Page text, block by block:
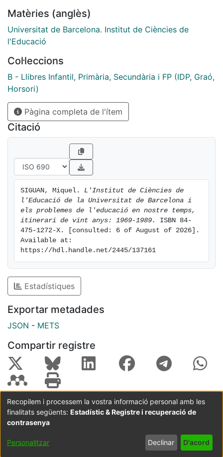
reforma...
Matèries (anglès)
Universitat de Barcelona. Institut de Ciències de
l'Educació
Col·leccions
B - Llibres Infantil, Primària, Secundària i FP (IDP, Graó,
Horsori)
Pàgina completa de l'ítem
Citació
SIGUAN, Miquel. L'Institut de Ciències de
l'Educació de la Universitat de Barcelona i
els problemes de l'educació en nostre temps,
itinerari de vint anys: 1969-1989.
ISBN 84-
475-1272-X. [consulted: 6 of August of 2026].
Available at:
https://hdl.handle.net/2445/137161
Estadístiques
Exportar metadades
JSON - METS
Compartir registre
Coordinació:CRAI UB Avís legal
Metadades
subjectes a:
Configuració
de cookies
privadesa
Recopilem i processem la vostra informació personal amb les
finalitats següents: Estadístic & Registre i recuperació de
contrasenya
Personalitzar Declinar D'acord